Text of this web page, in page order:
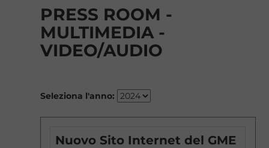
PRESS ROOM -
MULTIMEDIA -
VIDEO/AUDIO
Seleziona l'anno:
Nuovo Sito Internet del GME